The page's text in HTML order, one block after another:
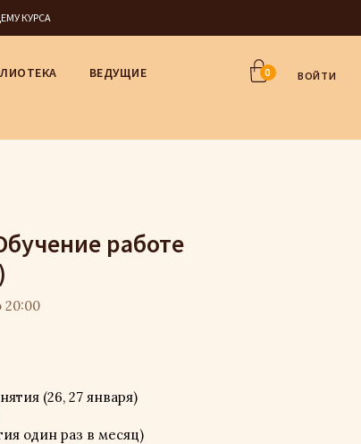
КУРСА
0 ВОЙТИ
ВЕДУЩИЕ
работе
20:00
(26, 27 января)
один раз в месяц)